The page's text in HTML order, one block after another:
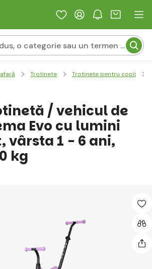
Trotinete Trotinete pentru copii
/ vehicul de
Evo cu lumini
vârsta 1 - 6 ani,
kg